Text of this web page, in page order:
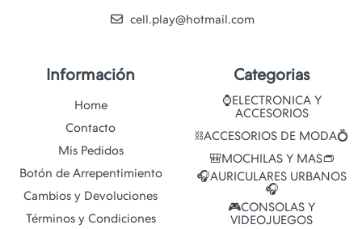
cell.play@hotmail.com
Información
Home
Contacto
Mis Pedidos
Botón de Arrepentimiento
Cambios y Devoluciones
Términos y Condiciones
Categorias
⌚ELECTRONICA Y
ACCESORIOS
⛓️ACCESORIOS DE MODA💍
🎒MOCHILAS Y MAS👝
🎧AURICULARES URBANOS
🎧
🎮CONSOLAS Y
VIDEOJUEGOS